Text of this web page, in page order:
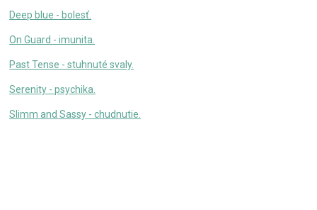
Deep blue - bolesť.
On Guard - imunita.
Past Tense - stuhnuté svaly.
Serenity - psychika.
Slimm and Sassy - chudnutie.